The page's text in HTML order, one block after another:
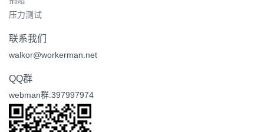
压力测试
联系我们
walkor@workerman.net
QQ群
webman群:397997974